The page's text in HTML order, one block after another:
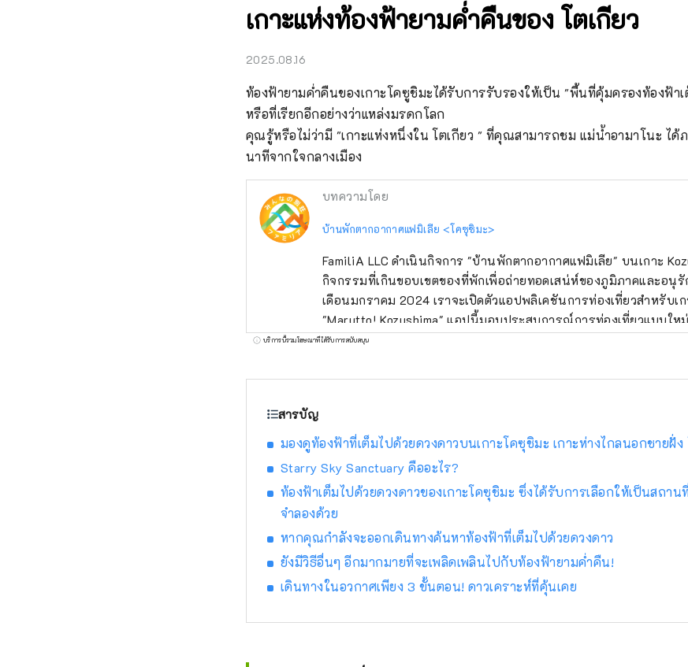
เกาะแห่งท้องฟ้ายามค่ำคืนของ โตเกียว
2025.08.16
ท้องฟ้ายามค่ำคืนของเกาะโคซูชิมะได้รับการรับรองให้เป็น "พื้นที่คุ้มครองท้องฟ้า
หรือที่เรียกอีกอย่างว่าแหล่งมรดกโลก
คุณรู้หรือไม่ว่ามี "เกาะแห่งหนึ่งใน โตเกียว " ที่คุณสามารถชม แม่น้ำอามาโนะ ได้ภ
นาทีจากใจกลางเมือง
บทความโดย
บ้านพักตากอากาศแฟมิเลีย <โคซุชิมะ>
FamiliA LLC ดำเนินกิจการ "บ้านพักตากอากาศแฟมิเลีย" บนเกาะ
กิจกรรมที่เกินขอบเขตของที่พักเพื่อถ่ายทอดเสน่ห์ของภูมิภาคและอนุรั
เดือนมกราคม 2024 เราจะเปิดตัวแอปพลิเคชันการท่องเที่ยวสำหรับเ
"Marutto! Kozushima" แอปนี้มอบประสบการณ์การท่องเที่ยวแบบใ
ประการ ได้แก่
แต่ลูกค้าชาวญี่ปุ่นเท่านั้นแต่รวมถึงลูกค้าต่างชาติได้สัมผัสถึงความงาม
บริการนี้รวมโฆษณาที่ได้รับการสนับสนุน
สารบัญ
มองดูท้องฟ้าที่เต็มไปด้วยดวงดาวบนเกาะโคซุชิมะ เกาะห่างไกลนอกชายฝั่ง
Starry Sky Sanctuary คืออะไร?
ท้องฟ้าเต็มไปด้วยดวงดาวของเกาะโคซุชิมะ ซึ่งได้รับการเลือกให้เป็นสถา
จำลองด้วย
หากคุณกำลังจะออกเดินทางค้นหาท้องฟ้าที่เต็มไปด้วยดวงดาว
ยังมีวิธีอื่นๆ อีกมากมายที่จะเพลิดเพลินไปกับท้องฟ้ายามค่ำคืน!
เดินทางในอวกาศเพียง 3 ขั้นตอน! ดาวเคราะห์ที่คุ้นเคย